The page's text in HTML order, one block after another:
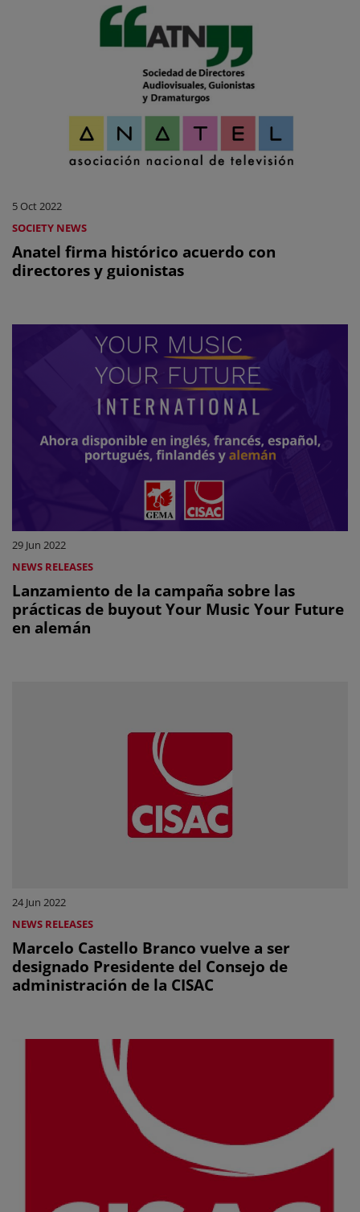
5 Oct 2022
SOCIETY NEWS
Anatel firma histórico acuerdo con
directores y guionistas
29 Jun 2022
NEWS RELEASES
Lanzamiento de la campaña sobre las
prácticas de buyout Your Music Your Future
en alemán
24 Jun 2022
NEWS RELEASES
Marcelo Castello Branco vuelve a ser
designado Presidente del Consejo de
administración de la CISAC